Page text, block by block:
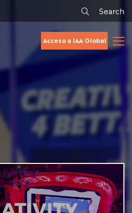
Search
Acceso a IAA Global